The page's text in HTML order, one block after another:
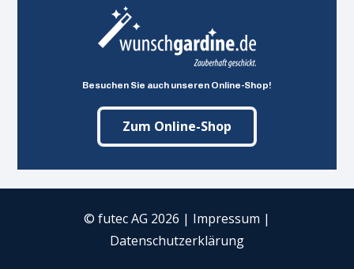
Besuchen Sie auch unseren Online-Shop!
Zum Online-Shop
© futec AG 2026 | Impressum |
Datenschutzerklärung